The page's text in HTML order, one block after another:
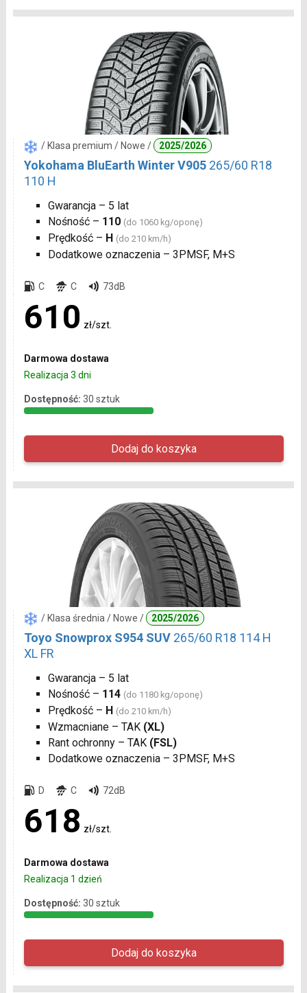
/ Klasa premium / Nowe / 2025/2026
Yokohama BluEarth Winter V905 265/60 R18
110 H
Gwarancja – 5 lat
Nośność – 110 (do 1060 kg/oponę)
Prędkość – H (do 210 km/h)
Dodatkowe oznaczenia – 3PMSF, M+S
C C 73dB
610 zł/szt.
Darmowa dostawa
Realizacja 3 dni
Dostępność: 30 sztuk
/ Klasa średnia / Nowe / 2025/2026
Toyo Snowprox S954 SUV 265/60 R18 114 H
XL FR
Gwarancja – 5 lat
Nośność – 114 (do 1180 kg/oponę)
Prędkość – H (do 210 km/h)
Wzmacniane – TAK (XL)
Rant ochronny – TAK (FSL)
Dodatkowe oznaczenia – 3PMSF, M+S
D C 72dB
618 zł/szt.
Darmowa dostawa
Realizacja 1 dzień
Dostępność: 30 sztuk